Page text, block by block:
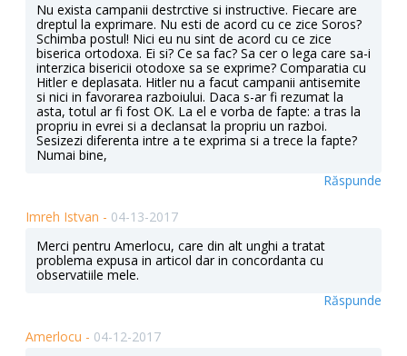
Nu exista campanii destrctive si instructive. Fiecare are
dreptul la exprimare. Nu esti de acord cu ce zice Soros?
Schimba postul! Nici eu nu sint de acord cu ce zice
biserica ortodoxa. Ei si? Ce sa fac? Sa cer o lega care sa-i
interzica bisericii otodoxe sa se exprime? Comparatia cu
Hitler e deplasata. Hitler nu a facut campanii antisemite
si nici in favorarea razboiului. Daca s-ar fi rezumat la
asta, totul ar fi fost OK. La el e vorba de fapte: a tras la
propriu in evrei si a declansat la propriu un razboi.
Sesizezi diferenta intre a te exprima si a trece la fapte?
Numai bine,
Răspunde
Imreh Istvan - 04-13-2017
Merci pentru Amerlocu, care din alt unghi a tratat
problema expusa in articol dar in concordanta cu
observatiile mele.
Răspunde
Amerlocu - 04-12-2017